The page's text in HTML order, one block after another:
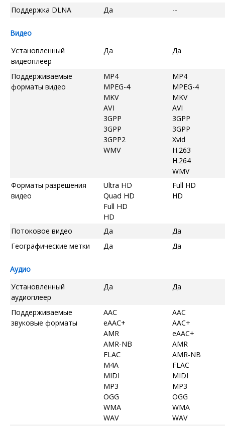
Поддержка DLNA
Да --
Видео
Установленный
видеоплеер
Да Да
Поддерживаемые
форматы видео
MP4
MPEG-4
MKV
AVI
3GPP
3GPP
3GPP2
WMV
MP4
MPEG-4
MKV
AVI
3GPP
3GPP
Xvid
H.263
H.264
WMV
Форматы разрешения
видео
Ultra HD
Quad HD
Full HD
HD
Full HD
HD
Потоковое видео Да
Да
Географические метки
Да Да
Аудио
Установленный
аудиоплеер
Да Да
Поддерживаемые
звуковые форматы
AAC
eAAC+
AMR
AMR-NB
FLAC
M4A
MIDI
MP3
OGG
WMA
WAV
AAC
AAC+
eAAC+
AMR
AMR-NB
FLAC
MIDI
MP3
OGG
WMA
WAV